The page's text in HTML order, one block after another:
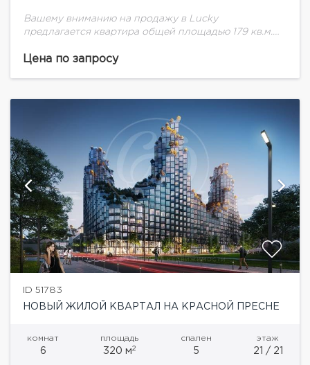
Вашему вниманию на продажу в Lucky
предлагается квартира общей площадью 179 кв.м.
благоустроенном Пресненском районе, всего в
Цена по запросу
ID 51783
НОВЫЙ ЖИЛОЙ КВАРТАЛ НА КРАСНОЙ ПРЕСНЕ
комнат
6
площадь
320 м2
спален
5
этаж
21 / 21